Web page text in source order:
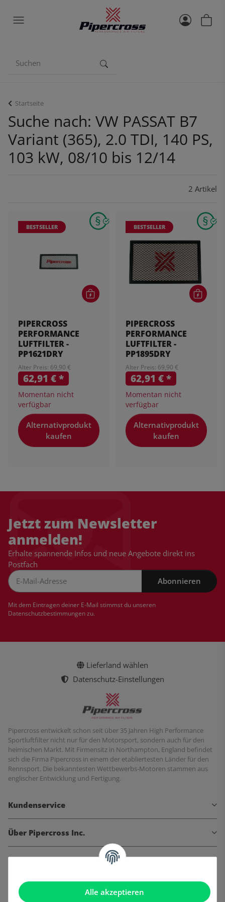
Alle akzeptieren
Startseite
Suche nach: VW PASSAT B7
Variant (365), 2.0 TDI, 140 PS,
103 kW, 08/10 bis 12/14
2 Artikel
BESTSELLER
PIPERCROSS
PERFORMANCE
LUFTFILTER -
PP1621DRY
Alter Preis: 69,90 €
62,91 €*
Momentan nicht
verfügbar
Alternativprodukt
kaufen
BESTSELLER
PIPERCROSS
PERFORMANCE
LUFTFILTER -
PP1895DRY
Alter Preis: 69,90 €
62,91 €*
Momentan nicht
verfügbar
Alternativprodukt
kaufen
Jetzt zum Newsletter
anmelden!
Erhalte spannende Infos und neue Angebote direkt ins
Postfach
Abonnieren
Mit dem Eintragen deiner E-Mail stimmst du unseren
Datenschutzbestimmungenzu.
Lieferland wählen
Datenschutz-Einstellungen
Pipercross entwickelt schon seit über 35 Jahren High Performance
Sportluftfilter nicht nur für den Motorsport, sondern auch für den
heimischen Markt. Mit Firmensitz in Northampton, England befindet
sich die Firma Pipercross in einem der etabliertesten Länder für den
Rennsport. Die bekanntesten Wettbewerbs-Motoren stammen aus
englischer Entwicklung und Fertigung.
Kundenservice
Über Pipercross Inc.
Informationen
Gesetzliche Informationen